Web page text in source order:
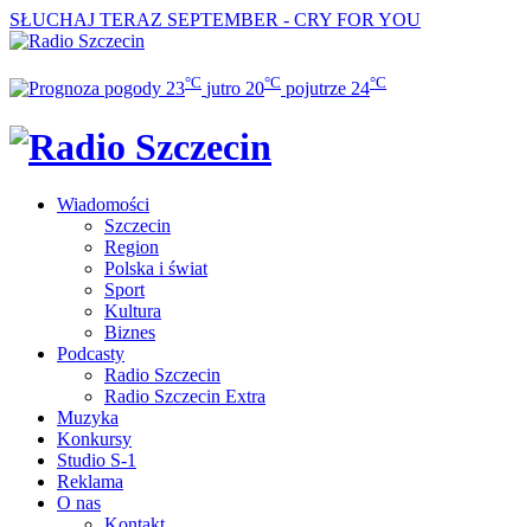
SŁUCHAJ TERAZ SEPTEMBER - CRY FOR YOU
23°C jutro 20°C pojutrze 24°C
Wiadomości
Szczecin
Region
Polska i świat
Sport
Kultura
Biznes
Podcasty
Radio Szczecin
Radio Szczecin Extra
Muzyka
Konkursy
Studio S-1
Reklama
O nas